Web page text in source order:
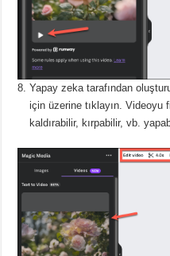
Yapay zeka tarafından
için üzerine tıklayın.Videoyu
kaldırabilir, kırpabilir, vb.